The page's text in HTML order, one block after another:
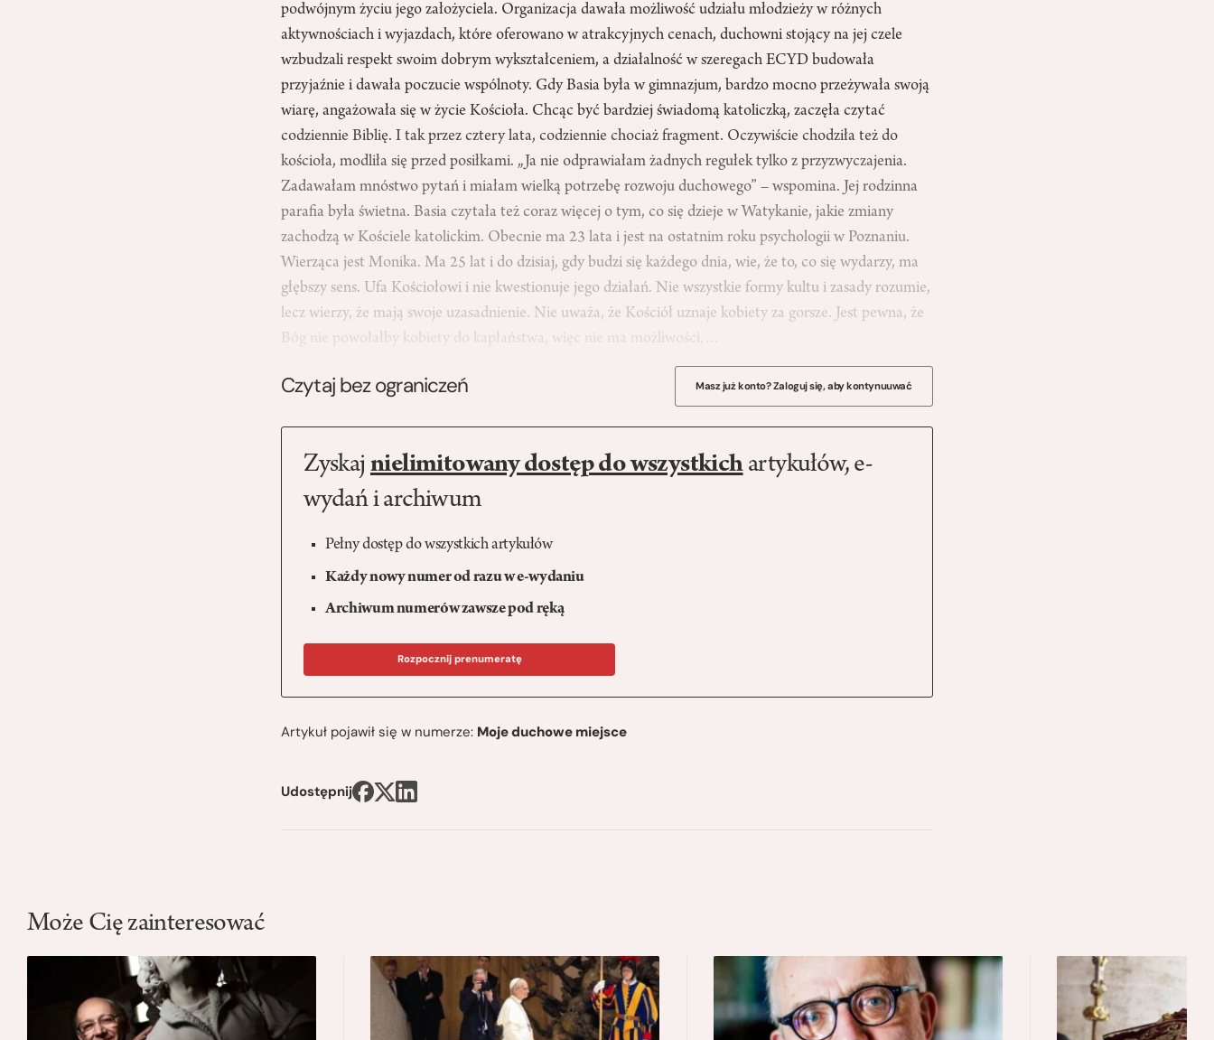
podwójnym życiu jego założyciela. Organizacja dawała możliwość udziału młodzieży w różnych
aktywnościach i wyjazdach, które oferowano w atrakcyjnych cenach, duchowni stojący na jej czele
wzbudzali respekt swoim dobrym wykształceniem, a działalność w szeregach ECYD budowała
przyjaźnie i dawała poczucie wspólnoty. Gdy Basia była w gimnazjum, bardzo mocno przeżywała swoją
wiarę, angażowała się w życie Kościoła. Chcąc być bardziej świadomą katoliczką, zaczęła czytać
codziennie Biblię. I tak przez cztery lata, codziennie chociaż fragment. Oczywiście chodziła też do
kościoła, modliła się przed posiłkami. „Ja nie odprawiałam żadnych regułek tylko z przyzwyczajenia.
Zadawałam mnóstwo pytań i miałam wielką potrzebę rozwoju duchowego” – wspomina. Jej rodzinna
parafia była świetna. Basia czytała też coraz więcej o tym, co się dzieje w Watykanie, jakie zmiany
zachodzą w Kościele katolickim. Obecnie ma 23 lata i jest na ostatnim roku psychologii w Poznaniu.
Wierząca jest Monika. Ma 25 lat i do dzisiaj, gdy budzi się każdego dnia, wie, że to, co się wydarzy, ma
głębszy sens. Ufa Kościołowi i nie kwestionuje jego działań. Nie wszystkie formy kultu i zasady rozumie,
lecz wierzy, że mają swoje uzasadnienie. Nie uważa, że Kościół uznaje kobiety za gorsze. Jest pewna, że
Bóg nie powołałby kobiety do kapłaństwa, więc nie ma możliwości,…
Czytaj bez ograniczeń Masz już konto? Zaloguj się, aby kontynuuwać
Zyskaj nielimitowany dostęp do wszystkichartykułów, e-
wydań i archiwum
Pełny dostęp do wszystkich artykułów
Każdy nowy numer od razu w e-wydaniu
Archiwum numerów zawsze pod ręką
Rozpocznij prenumeratę
Artykuł pojawił się w numerze: Moje duchowe miejsce
Udostępnij
Może Cię zainteresować